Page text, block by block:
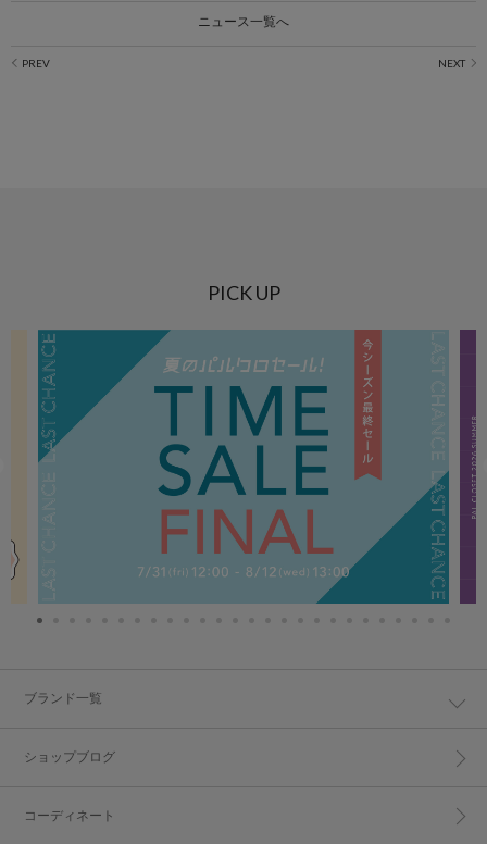
ニュース一覧へ
PICK UP
ブランド一覧
ショップブログ
コーディネート